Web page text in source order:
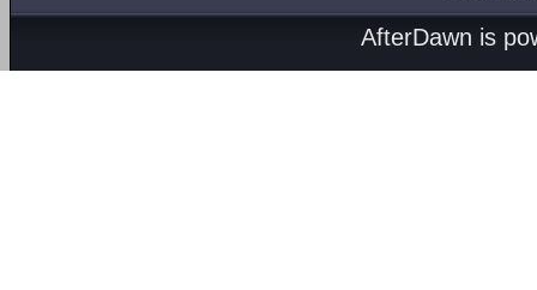
AfterDawn is